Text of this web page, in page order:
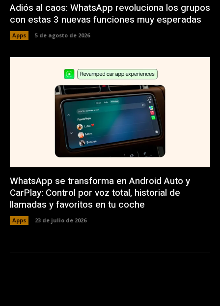
Adiós al caos: WhatsApp revoluciona los grupos
con estas 3 nuevas funciones muy esperadas
Apps 5 de agosto de 2026
WhatsApp se transforma en Android Auto y
CarPlay: Control por voz total, historial de
llamadas y favoritos en tu coche
Apps 23 de julio de 2026